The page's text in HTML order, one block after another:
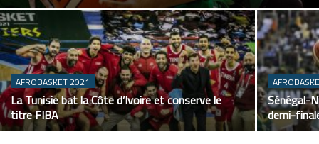
AFROBASKET 2021
La Tunisie bat la Côte d’Ivoire et conserve le
titre FIBA ​​
Sénégal-
demi-